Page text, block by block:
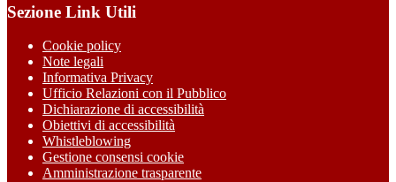
Sezione Link Utili
Cookie policy
Note legali
Informativa Privacy
Ufficio Relazioni con il Pubblico
Dichiarazione di accessibilità
Obiettivi di accessibilità
Whistleblowing
Gestione consensi cookie
Amministrazione trasparente